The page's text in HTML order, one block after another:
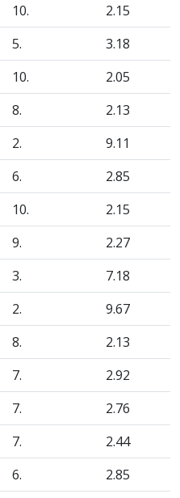
10. 2.15
5. 3.18
10. 2.05
8. 2.13
2. 9.11
6. 2.85
10. 2.15
9. 2.27
3. 7.18
2. 9.67
8. 2.13
7. 2.92
7. 2.76
7. 2.44
6. 2.85